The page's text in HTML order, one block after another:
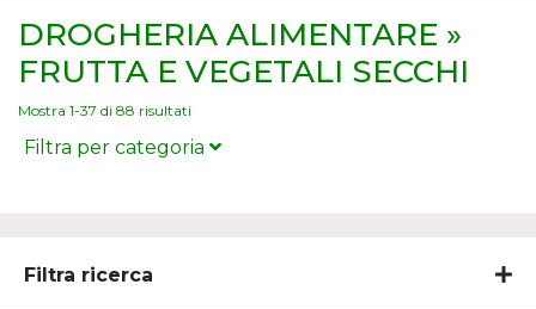
DROGHERIA ALIMENTARE »
FRUTTA E VEGETALI SECCHI
Mostra 1-37 di 88 risultati
Filtra per categoria
Filtra ricerca